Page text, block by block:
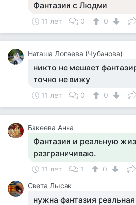
Фантазии с Людми
11 лет 0 0
Наташа Лопаева (Чубанова)
никто не мешает
точно не вижу
11 лет 0 0
Бакеева Анна
Фантазии и реальную
разграничиваю.
11 лет 1
0
Света Лысак
нужна фантазия